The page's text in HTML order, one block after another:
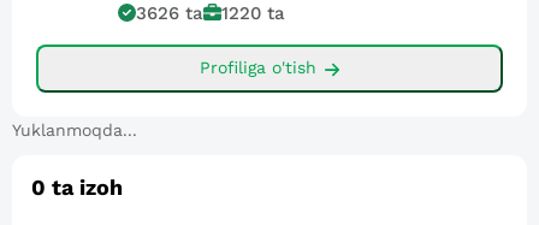
3626 ta 1220 ta
Profiliga o'tish
Yuklanmoqda...
0 ta izoh